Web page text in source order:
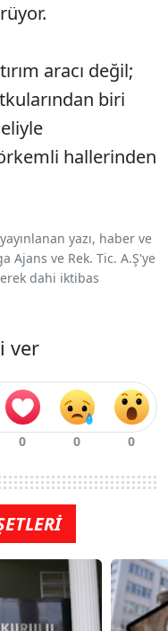
aracı değil;
biri
hallerinden
yazı, haber ve
Ajans ve Rek. Tic. A.Ş'ye
dahi iktibas
ver